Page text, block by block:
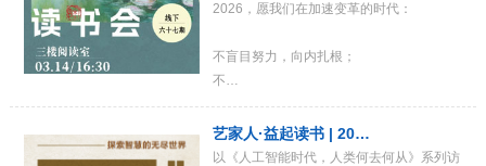
2026，愿我们在加速变革的时代：
不盲目努力，向内扎根；
不…
艺家人·益起读书 | 20…
以《人工智能时代，人类何去何从》系列访